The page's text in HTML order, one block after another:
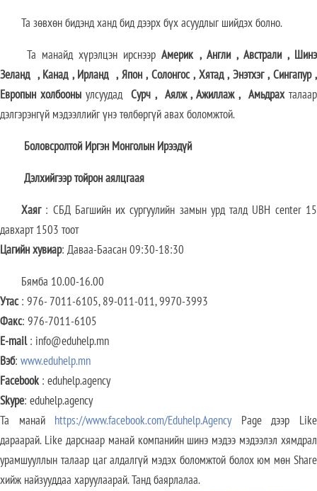
Та зөвхөн бидэнд ханд бид дээрх бүх асуудлыг шийдэх болно.
Та манайд хүрэлцэн ирснээр Америк, Англи ,Австрали ,Шинэ
Зеланд , Канад ,Ирланд , Япон, Солонгос,Хятад,Энэтхэг, Сингапур,
Европын холбооны улсуудад Сурч,Аялж,Ажиллаж, Амьдрахталаар
дэлгэрэнгүй мэдээллийг үнэ төлбөргүй авах боломжтой.
Боловсролтой Иргэн Монголын Ирээдүй
Дэлхийгээр тойрон аялцгаая
Хаяг: СБД Багшийн их сургуулийн замын урд талд UBH center 15
давхарт 1503 тоот
Цагийн хувиар: Даваа-Баасан 09:30-18:30
Бямба 10.00-16.00
Утас: 976- 7011-6105, 89-011-011, 9970-3993
Факс: 976-7011-6105
E-mail: info@eduhelp.mn
Вэб: www.eduhelp.mn
Facebook: eduhelp.agency
Skype: eduhelp.agency
Та манай https://www.facebook.com/Eduhelp.AgencyPage дээр Like
дараарай. Like дарснаар манай компанийн шинэ мэдээ мэдээлэл хямдрал
урамшууллын талаар цаг алдалгүй мэдэх боломжтой болох юм мөн Share
хийж найзууддаа харуулаарай. Танд баярлалаа.